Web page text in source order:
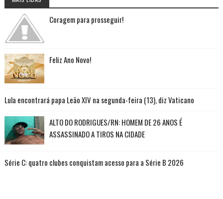
Coragem para prosseguir!
Feliz Ano Novo!
Lula encontrará papa Leão XIV na segunda-feira (13), diz Vaticano
ALTO DO RODRIGUES/RN: HOMEM DE 26 ANOS É
ASSASSINADO A TIROS NA CIDADE
Série C: quatro clubes conquistam acesso para a Série B 2026